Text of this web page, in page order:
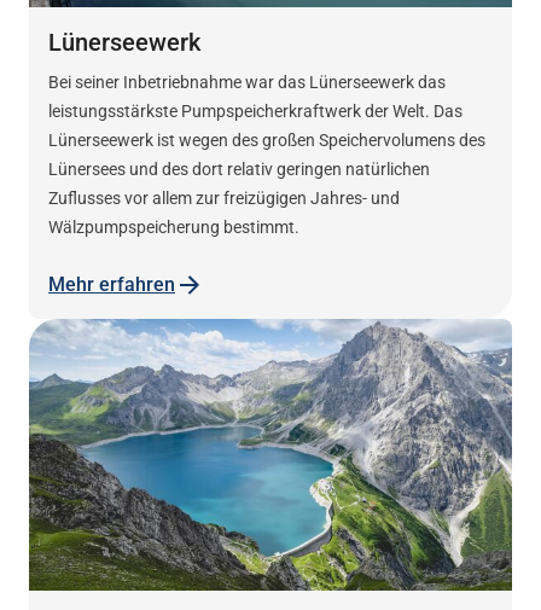
Lünerseewerk
Bei seiner Inbetriebnahme war das Lünerseewerk das
leistungsstärkste Pumpspeicherkraftwerk der Welt. Das
Lünerseewerk ist wegen des großen Speichervolu­mens des
Lünersees und des dort relativ geringen natür­lichen
Zuflusses vor allem zur freizügigen Jahres- und
Wälzpumpspeicherung bestimmt.
Mehr erfahren